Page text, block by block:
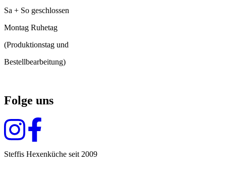
Sa + So geschlossen
Montag Ruhetag
(Produktionstag und
Bestellbearbeitung)
Folge uns
Steffis Hexenküche seit 2009